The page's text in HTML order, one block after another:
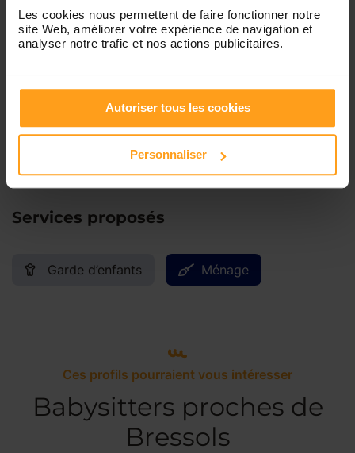
Les cookies nous permettent de faire fonctionner notre
site Web, améliorer votre expérience de navigation et
analyser notre trafic et nos actions publicitaires.
Autoriser tous les cookies
Personnaliser
Vendredi Disponible de 00:00 à 00:00
Samedi Disponible de 00:00 à 00:00
Dimanche Disponible de 00:00 à 00:00
Contactez-nous
Services proposés
Garde d’enfants Ménage
Ces profils pourraient vous intéresser
Babysitters proches de
Bressols